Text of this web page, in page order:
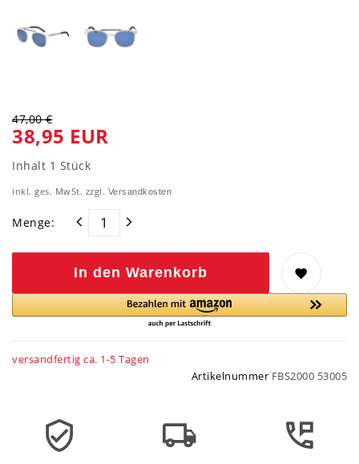
47,00 €
38,95 EUR
Inhalt 1 Stück
inkl. ges. MwSt. zzgl. Versandkosten
Menge:
In den Warenkorb
versandfertig ca. 1-5 Tagen
Artikelnummer FBS2000 53005